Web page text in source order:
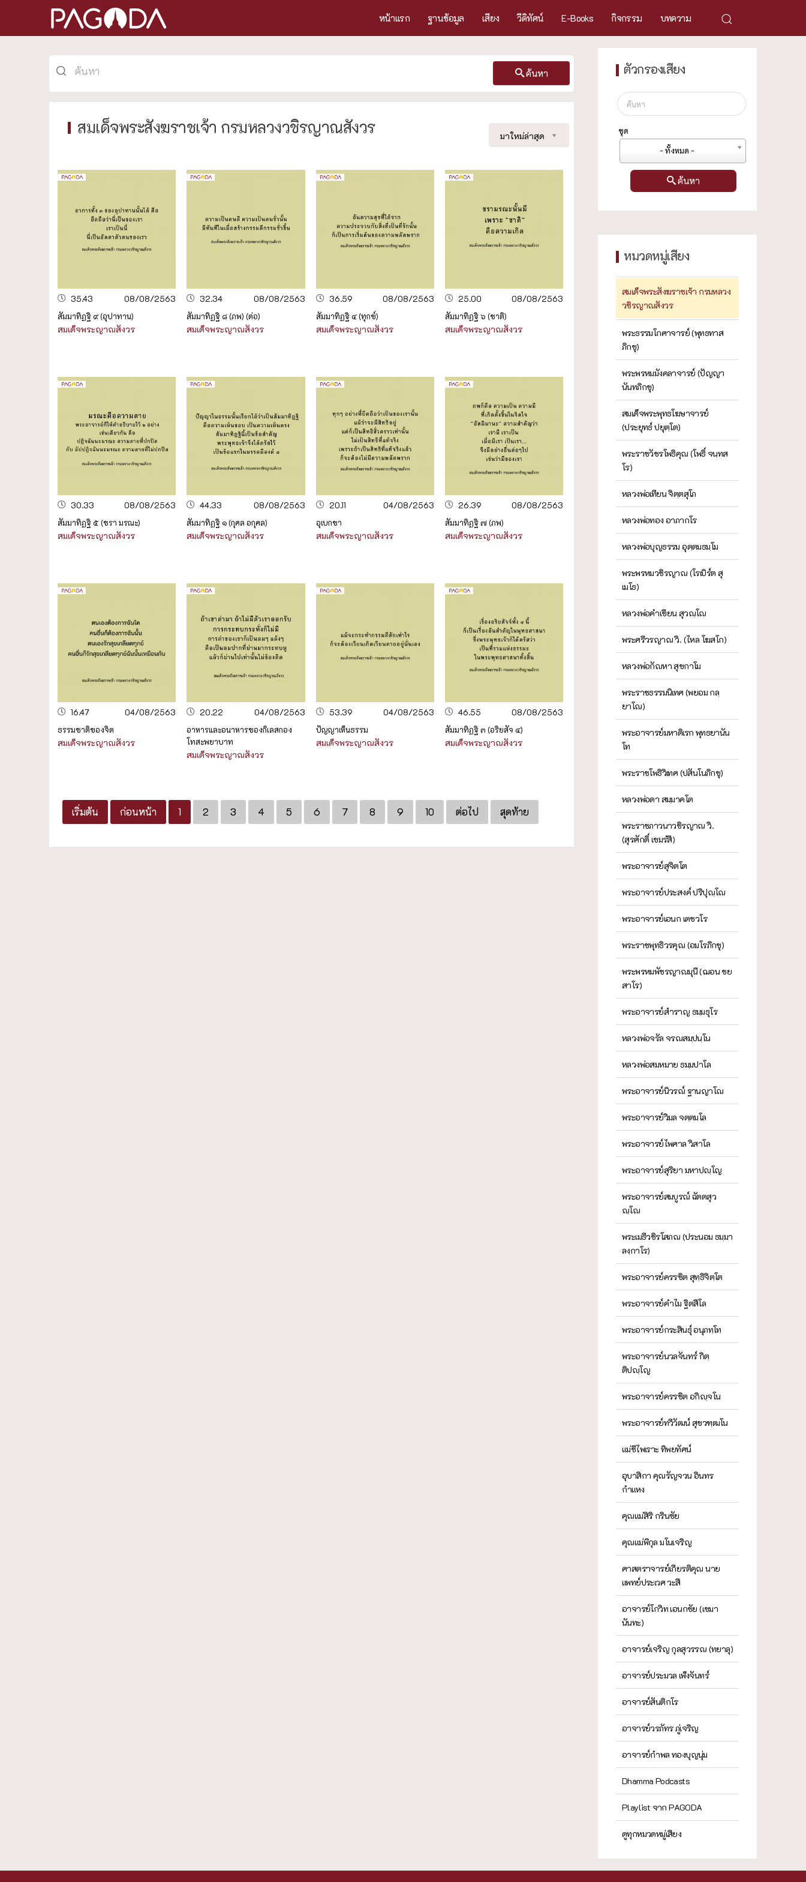
หน้าแรก ฐานข้อมูล เสียง วีดิทัศน์ E-Books กิจกรรม บทความ
สมเด็จพระสังฆราชเจ้า กรมหลวงวชิรญาณสังวร
ค้นหา
มาใหม่ล่าสุด
35.43
08/08/2563
สัมมาทิฏฐิ ๙ (อุปาทาน)
สมเด็จพระญาณสังวร
32.34
08/08/2563
สัมมาทิฏฐิ ๘ (ภพ) (ต่อ)
สมเด็จพระญาณสังวร
36.59
08/08/2563
สัมมาทิฏฐิ ๔ (ทุกข์)
สมเด็จพระญาณสังวร
25.00
08/08/2563
สัมมาทิฏฐิ ๖ (ชาติ)
สมเด็จพระญาณสังวร
30.33
08/08/2563
สัมมาทิฏฐิ ๕ (ชรา มรณะ)
สมเด็จพระญาณสังวร
44.33
08/08/2563
สัมมาทิฏฐิ ๑ (กุศล อกุศล)
สมเด็จพระญาณสังวร
20.11
04/08/2563
อุเบกขา
สมเด็จพระญาณสังวร
26.39
08/08/2563
สัมมาทิฏฐิ ๗ (ภพ)
สมเด็จพระญาณสังวร
16.47
04/08/2563
ธรรมชาติของจิต
สมเด็จพระญาณสังวร
20.22
04/08/2563
อาหารและอนาหารของกิเลสกอง
โทสะพยาบาท
สมเด็จพระญาณสังวร
53.39
04/08/2563
ปัญญาเห็นธรรม
สมเด็จพระญาณสังวร
46.55
08/08/2563
สัมมาทิฏฐิ ๓ (อริยสัจ ๔)
สมเด็จพระญาณสังวร
เริ่มต้น ก่อนหน้า 1 2 3 4 5 6 7 8 9 10 ต่อไป สุดท้าย
ตัวกรองเสียง
ชุด
- ทั้งหมด -
ค้นหา
หมวดหมู่เสียง
สมเด็จพระสังฆราชเจ้า กรมหลวง
วชิรญาณสังวร
พระธรรมโกศาจารย์ (พุทธทาส
ภิกขุ)
พระพรหมมังคลาจารย์ (ปัญญา
นันทภิกขุ)
สมเด็จพระพุทธโฆษาจารย์
(ประยุทธ์ ปยุตฺโต)
พระราชวัชรโพธิคุณ (โพธิ์ จนฺทส
โร)
หลวงพ่อเทียน จิตฺตสุโภ
หลวงพ่อทอง อาภากโร
หลวงพ่อบุญธรรม อุตฺตมธมฺโม
พระพรหมวชิรญาณ (โรเบิร์ต สุ
เมโธ)
หลวงพ่อคำเขียน สุวณฺโณ
พระศรีวรญาณ วิ. (ไหล โฆสโก)
หลวงพ่อกัณหา สุขกาโม
พระราชธรรมนิเทศ (พยอม กลฺ
ยาโณ)
พระอาจารย์มหาดิเรก พุทธยานัน
โท
พระราชโพธิวิเทศ (ปสันโนภิกขุ)
หลวงพ่อดา สมฺมาคโต
พระราชภาวนาวชิรญาณ วิ.
(สุรศักดิ์ เขมรํสี)
พระอาจารย์สุจิตโต
พระอาจารย์ประสงค์ ปริปุณฺโณ
พระอาจารย์เอนก เตชวโร
พระราชพุทธิวรคุณ (อมโรภิกขุ)
พระพรหมพัชรญาณมุนี (ฌอน ชย
สาโร)
พระอาจารย์สำราญ ธมฺมธุโร
หลวงพ่อจรัล จรณสมฺปนฺโน
หลวงพ่อสมหมาย ธมฺมปาโล
พระอาจารย์นิวรณ์ ฐานญาโณ
พระอาจารย์วิมล จตฺตมโล
พระอาจารย์ไพศาล วิสาโล
พระอาจารย์สุริยา มหาปญฺโญ
พระอาจารย์สมบูรณ์ ฉัตตสุว
ณฺโณ
พระเมธีวชิรโสภณ (ประนอม ธมฺมา
ลงฺกาโร)
พระอาจารย์ครรชิต สุทฺธิจิตฺโต
พระอาจารย์คำไม ฐิตสีโล
พระอาจารย์กระสินธุ์ อนุภทฺโท
พระอาจารย์นวลจันทร์ กิตฺ
ติปญฺโญ
พระอาจารย์ครรชิต อกิญฺจโน
พระอาจารย์ทวีวัฒน์ สุขวฑฺฒโน
แม่ชีไพเราะ ทิพยทัศน์
อุบาสิกา คุณรัญจวน อินทร
กำแหง
คุณแม่สิริ กรินชัย
คุณแม่พิกุล มโนเจริญ
ศาสตราจารย์เกียรติคุณ นาย
แพทย์ประเวศ วะสี
อาจารย์โกวิท เอนกชัย (เขมา
นันทะ)
อาจารย์เจริญ กุลสุวรรณ (ทยาลุ)
อาจารย์ประมวล เพ็งจันทร์
อาจารย์สันติกโร
อาจารย์วรภัทร ภู่เจริญ
อาจารย์กำพล ทองบุญนุ่ม
Dhamma Podcasts
Playlist จาก PAGODA
ดูทุกหมวดหมู่เสียง